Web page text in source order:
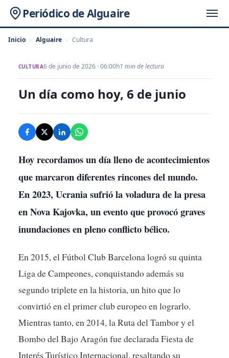
Periódico de Alguaire
Inicio › Alguaire › Cultura
CULTURA6 de junio de 2026 · 06:00h1 min de lectura
Un día como hoy, 6 de junio
Hoy recordamos un día lleno de acontecimientos
que marcaron diferentes rincones del mundo.
En 2023, Ucrania sufrió la voladura de la presa
en Nova Kajovka, un evento que provocó graves
inundaciones en pleno conflicto bélico.
En 2015, el Fútbol Club Barcelona logró su quinta
Liga de Campeones, conquistando además su
segundo triplete en la historia, un hito que lo
convirtió en el primer club europeo en lograrlo.
Mientras tanto, en 2014, la Ruta del Tambor y el
Bombo del Bajo Aragón fue declarada Fiesta de
Interés Turístico Internacional, resaltando su